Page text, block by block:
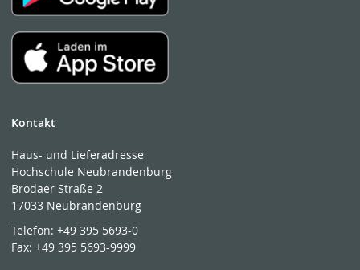
Kontakt
Haus- und Lieferadresse
Hochschule Neubrandenburg
Brodaer Straße 2
17033 Neubrandenburg
Telefon:+49 395 5693-0
Fax:+49 395 5693-9999